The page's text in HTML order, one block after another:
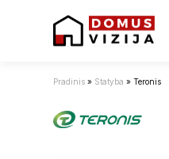
Pradinis » Statyba » Teronis